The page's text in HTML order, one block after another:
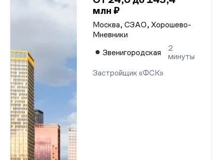
млн ₽
Москва, СЗАО, Хорошево-
Мневники
Звенигородская
2
минуты
Застройщик «ФСК»